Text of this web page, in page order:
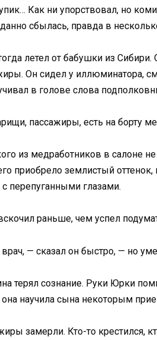
Как ни упорствовал, но
сбылась, правда в
летел от бабушки из
Он сидел у иллюминатора,
в голове слова
пассажиры, есть на борту
из медработников в салоне
приобрело землистый
с перепуганными глазами.
раньше, чем успел
— сказал он быстро, — но
терял сознание. Руки Юрки
научила сына некоторым
замерли. Кто-то крестился,